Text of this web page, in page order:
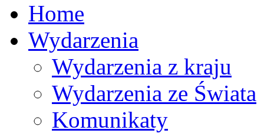
Home
Wydarzenia
Wydarzenia z kraju
Wydarzenia ze Świata
Komunikaty